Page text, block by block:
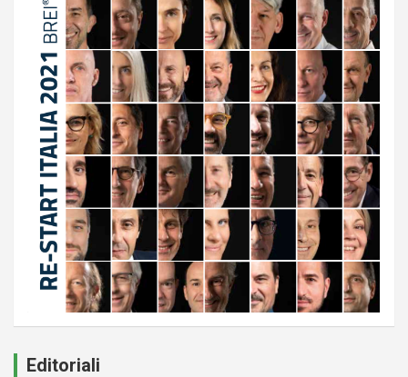
Editoriali